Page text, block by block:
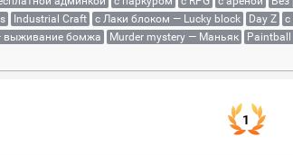
Industrial Craft с Лаки блоком — Lucky block Day Z с
бомжа Murder mystery — Маньяк
1